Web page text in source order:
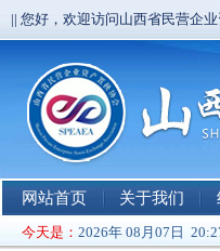
|| 您好，欢迎访问山西省民营企
网站首页 关于我们
今天是： 2026年 08月07日